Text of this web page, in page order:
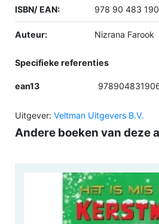
ISBN/ EAN: 978 90 483
Auteur: Nizrana Farook
Specifieke referenties
ean13
Uitgever: Veltman Uitgevers B.V.
Andere boeken van deze